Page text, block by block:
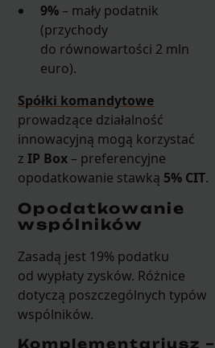
9% – mały podatnik
(przychody
do równowartości 2 mln
euro).
Spółki komandytowe
prowadzące działalność
innowacyjną mogą korzystać
z IP Box– preferencyjne
opodatkowanie stawką 5% CIT.
Opodatkowanie
wspólników
Zasadą jest 19% podatku
od wypłaty zysków. Różnice
dotyczą poszczególnych typów
wspólników.
Komplementariusz –